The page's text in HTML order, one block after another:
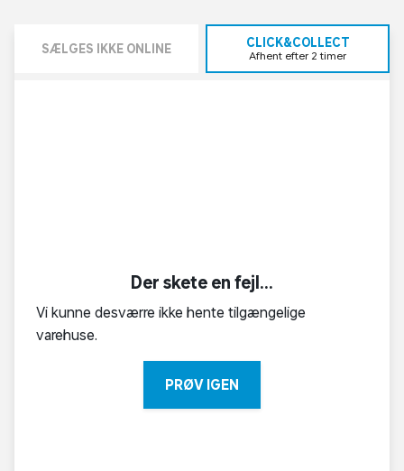
SÆLGES IKKE ONLINE CLICK&COLLECT
Afhent efter 2 timer
Der skete en fejl...
Vi kunne desværre ikke hente tilgængelige
varehuse.
PRØV IGEN